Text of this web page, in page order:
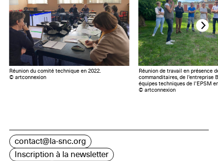
Réunion du comité technique en 2022.
© artconnexion
Réunion de travail en présence
commanditaires, de l’entreprise
équipes techniques de l’EPSM
© artconnexion
contact@la-snc.org
Inscription à la newsletter